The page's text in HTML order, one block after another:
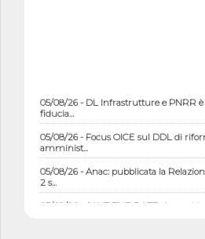
05/08/26 - DL Infrastrutture e PNRR è
fiducia...
05/08/26 - Focus OICE sul DDL di
amminist...
05/08/26 - Anac: pubblicata la
2 s...
05/08/26 - SAVE THE DATE: